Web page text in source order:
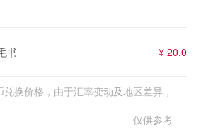
书 ¥ 20.0
换价格，由于汇率变动及地区差异，
仅供参考